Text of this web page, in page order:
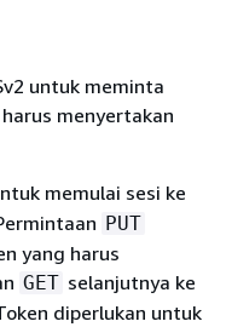
untuk meminta
menyertakan
memulai sesi ke
PUT
yang harus
GET selanjutnya ke
diperlukan untuk